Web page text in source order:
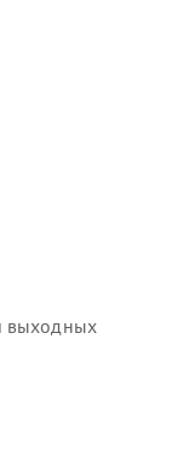
выходных